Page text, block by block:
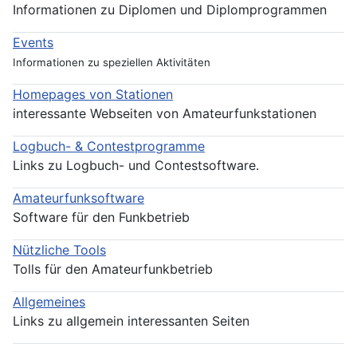
Informationen zu Diplomen und Diplomprogrammen
Events
Informationen zu speziellen Aktivitäten
Homepages von Stationen
interessante Webseiten von Amateurfunkstationen
Logbuch- & Contestprogramme
Links zu Logbuch- und Contestsoftware.
Amateurfunksoftware
Software für den Funkbetrieb
Nützliche Tools
Tolls für den Amateurfunkbetrieb
Allgemeines
Links zu allgemein interessanten Seiten